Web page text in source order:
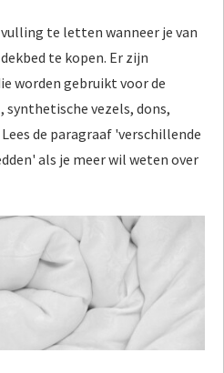
te letten wanneer je van
te kopen. Er zijn
worden gebruikt voor de
synthetische vezels, dons,
de paragraaf 'verschillende
als je meer wil weten over